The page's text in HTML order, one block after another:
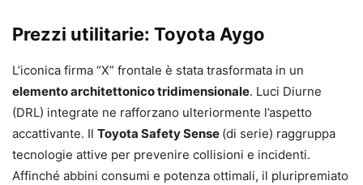
Prezzi utilitarie: Toyota Aygo
L’iconica firma “X” frontale è stata trasformata in un
elemento architettonico tridimensionale. Luci Diurne
(DRL) integrate ne rafforzano ulteriormente l’aspetto
accattivante. Il Toyota Safety Sense (di serie) raggruppa
tecnologie attive per prevenire collisioni e incidenti.
Affinché abbini consumi e potenza ottimali, il pluripremiato